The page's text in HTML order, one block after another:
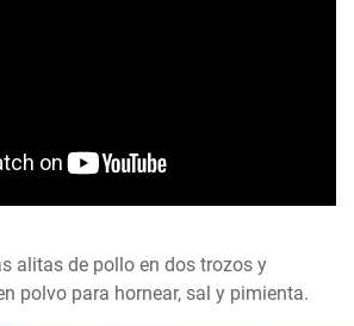
alitas de pollo en dos trozos y
polvo para hornear, sal y pimienta.